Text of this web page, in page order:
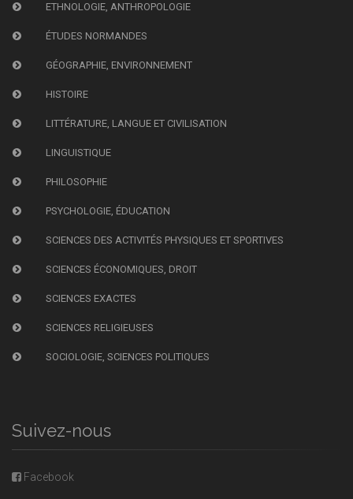
ETHNOLOGIE, ANTHROPOLOGIE
ÉTUDES NORMANDES
GÉOGRAPHIE, ENVIRONNEMENT
HISTOIRE
LITTÉRATURE, LANGUE ET CIVILISATION
LINGUISTIQUE
PHILOSOPHIE
PSYCHOLOGIE, ÉDUCATION
SCIENCES DES ACTIVITÉS PHYSIQUES ET SPORTIVES
SCIENCES ÉCONOMIQUES, DROIT
SCIENCES EXACTES
SCIENCES RELIGIEUSES
SOCIOLOGIE, SCIENCES POLITIQUES
Suivez-nous
Facebook